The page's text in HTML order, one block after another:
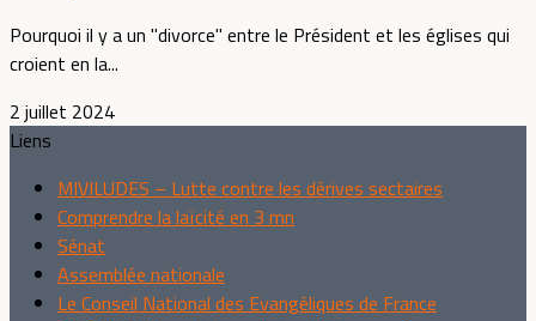
Pourquoi il y a un "divorce" entre le Président et les églises qui
croient en la...
2 juillet 2024
Liens
MIVILUDES – Lutte contre les dérives sectaires
Comprendre la laïcité en 3 mn
Sénat
Assemblée nationale
Le Conseil National des Evangéliques de France